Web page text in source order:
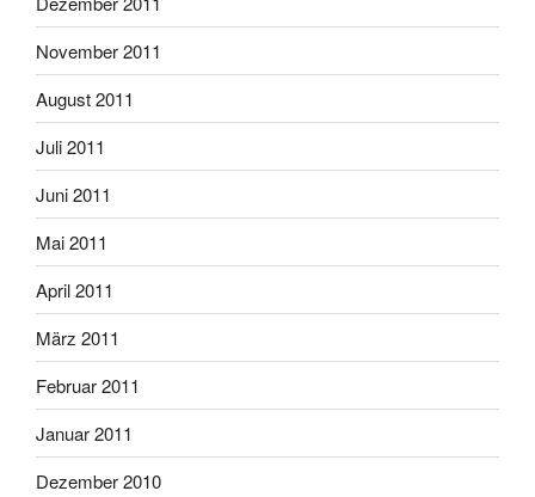
November 2011
August 2011
Juli 2011
Juni 2011
Mai 2011
April 2011
März 2011
Februar 2011
Januar 2011
Dezember 2010